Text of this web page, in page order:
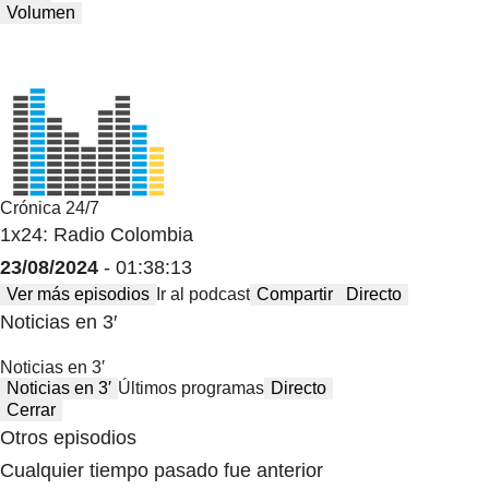
Volumen
Crónica 24/7
1x24: Radio Colombia
23/08/2024 - 01:38:13
Ver más episodios Ir al podcast Compartir Directo
Noticias en 3′
Noticias en 3′
Noticias en 3′ Últimos programas Directo
Cerrar
Otros episodios
Cualquier tiempo pasado fue anterior